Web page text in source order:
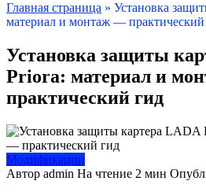
Главная страница » Установка
материал и монтаж — практический
Установка защиты
Priora: материал и
практический гид
Модификации
Автор admin На чтение 2 мин